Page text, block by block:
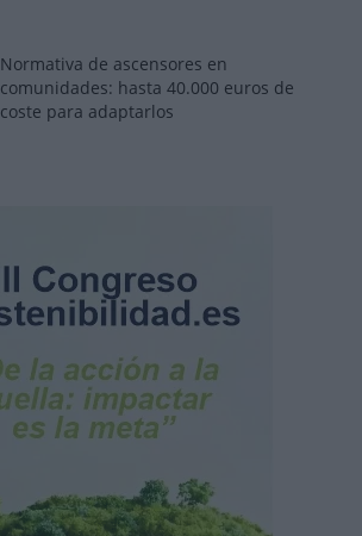
Normativa de ascensores en
comunidades: hasta 40.000 euros de
coste para adaptarlos